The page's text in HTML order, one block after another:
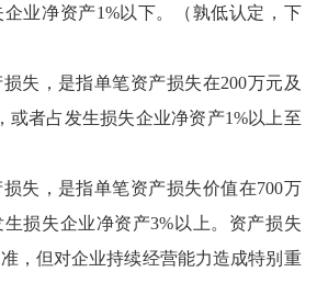
业净资产1%以下。（孰低认定，下
损失，是指单笔资产损失在200万元及
或者占发生损失企业净资产1%以上至
损失，是指单笔资产损失价值在700万
损失企业净资产3% 以上。资产损失
，但对企业持续经营能力造成特别重